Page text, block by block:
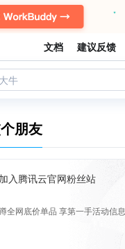
文档 建议反馈
牛
朋友
加入腾讯云官网粉丝站
全网底价单品 享第一手活动信息